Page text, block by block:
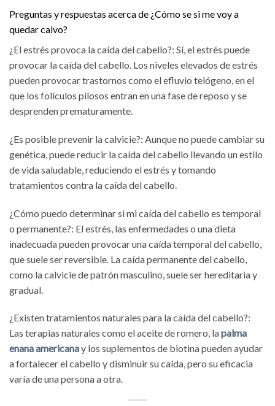
Preguntas y respuestas acerca de ¿Cómo se si me voy a
quedar calvo?
¿El estrés provoca la caída del cabello?: Sí, el estrés puede
provocar la caída del cabello. Los niveles elevados de estrés
pueden provocar trastornos como el efluvio telógeno, en el
que los folículos pilosos entran en una fase de reposo y se
desprenden prematuramente.
¿Es posible prevenir la calvicie?: Aunque no puede cambiar su
genética, puede reducir la caída del cabello llevando un estilo
de vida saludable, reduciendo el estrés y tomando
tratamientos contra la caída del cabello.
¿Cómo puedo determinar si mi caída del cabello es temporal
o permanente?: El estrés, las enfermedades o una dieta
inadecuada pueden provocar una caída temporal del cabello,
que suele ser reversible. La caída permanente del cabello,
como la calvicie de patrón masculino, suele ser hereditaria y
gradual.
¿Existen tratamientos naturales para la caída del cabello?:
Las terapias naturales como el aceite de romero, lapalma
enana americanay los suplementos de biotina pueden ayudar
a fortalecer el cabello y disminuir su caída, pero su eficacia
varía de una persona a otra.